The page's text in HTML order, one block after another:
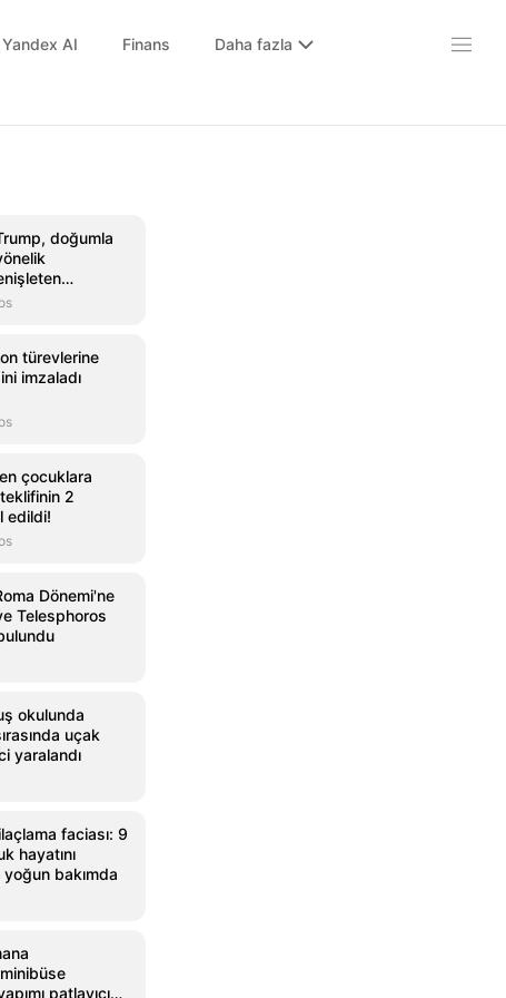
Yandex AI Finans Daha fazla
doğumla
türevlerine
imzaladı
çocuklara
2
edildi!
Dönemi'ne
Telesphoros
okulunda
uçak
yaralandı
faciası: 9
hayatını
bakımda
patlayıcı